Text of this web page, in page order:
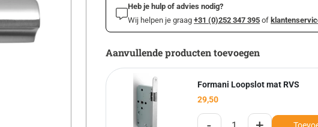
Heb je hulp of advies nodig?
Wij helpen je graag +31 (0)252 347 395 of
Aanvullende producten toevoegen
Formani Loopslot mat RVS
29,50